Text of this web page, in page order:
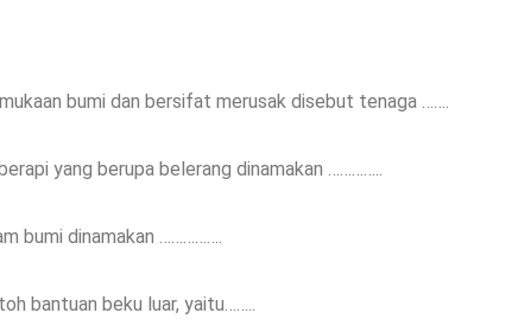
bumi dan bersifat merusak disebut tenaga …….
yang berupa belerang dinamakan …………..
bumi dinamakan …………….
bantuan beku luar, yaitu……..